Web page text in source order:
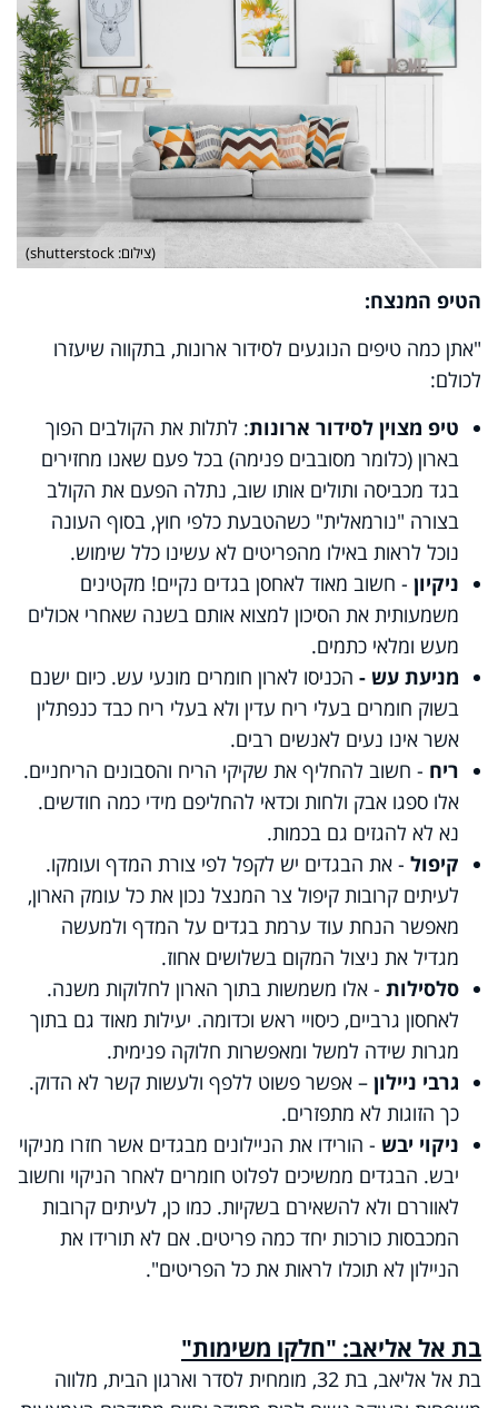
(צילום: shutterstock)
הטיפ המנצח:
"אתן כמה טיפים הנוגעים לסידור ארונות, בתקווה שיעזרו
לכולם:
טיפ מצוין לסידור ארונות: לתלות את הקולבים הפוך
בארון (כלומר מסובבים פנימה) בכל פעם שאנו מחזירים
בגד מכביסה ותולים אותו שוב, נתלה הפעם את הקולב
בצורה "נורמאלית" כשהטבעת כלפי חוץ, בסוף העונה
נוכל לראות באילו מהפריטים לא עשינו כלל שימוש.
ניקיון - חשוב מאוד לאחסן בגדים נקיים! מקטינים
משמעותית את הסיכון למצוא אותם בשנה שאחרי אכולים
מעש ומלאי כתמים.
מניעת עש - הכניסו לארון חומרים מונעי עש. כיום ישנם
בשוק חומרים בעלי ריח עדין ולא בעלי ריח כבד כנפתלין
אשר אינו נעים לאנשים רבים.
ריח - חשוב להחליף את שקיקי הריח והסבונים הריחניים.
אלו ספגו אבק ולחות וכדאי להחליפם מידי כמה חודשים.
נא לא להגזים גם בכמות.
קיפול - את הבגדים יש לקפל לפי צורת המדף ועומקו.
לעיתים קרובות קיפול צר המנצל נכון את כל עומק הארון,
מאפשר הנחת עוד ערמת בגדים על המדף ולמעשה
מגדיל את ניצול המקום בשלושים אחוז.
סלסילות - אלו משמשות בתוך הארון לחלוקות משנה.
לאחסון גרביים, כיסויי ראש וכדומה. יעילות מאוד גם בתוך
מגרות שידה למשל ומאפשרות חלוקה פנימית.
גרבי ניילון – אפשר פשוט ללפף ולעשות קשר לא הדוק.
כך הזוגות לא מתפזרים.
ניקוי יבש - הורידו את הניילונים מבגדים אשר חזרו מניקוי
יבש. הבגדים ממשיכים לפלוט חומרים לאחר הניקוי וחשוב
לאווררם ולא להשאירם בשקיות. כמו כן, לעיתים קרובות
המכבסות כורכות יחד כמה פריטים. אם לא תורידו את
הניילון לא תוכלו לראות את כל הפריטים".
בת אל אליאב: "חלקו משימות"
בת אל אליאב, בת 32, מומחית לסדר וארגון הבית, מלווה